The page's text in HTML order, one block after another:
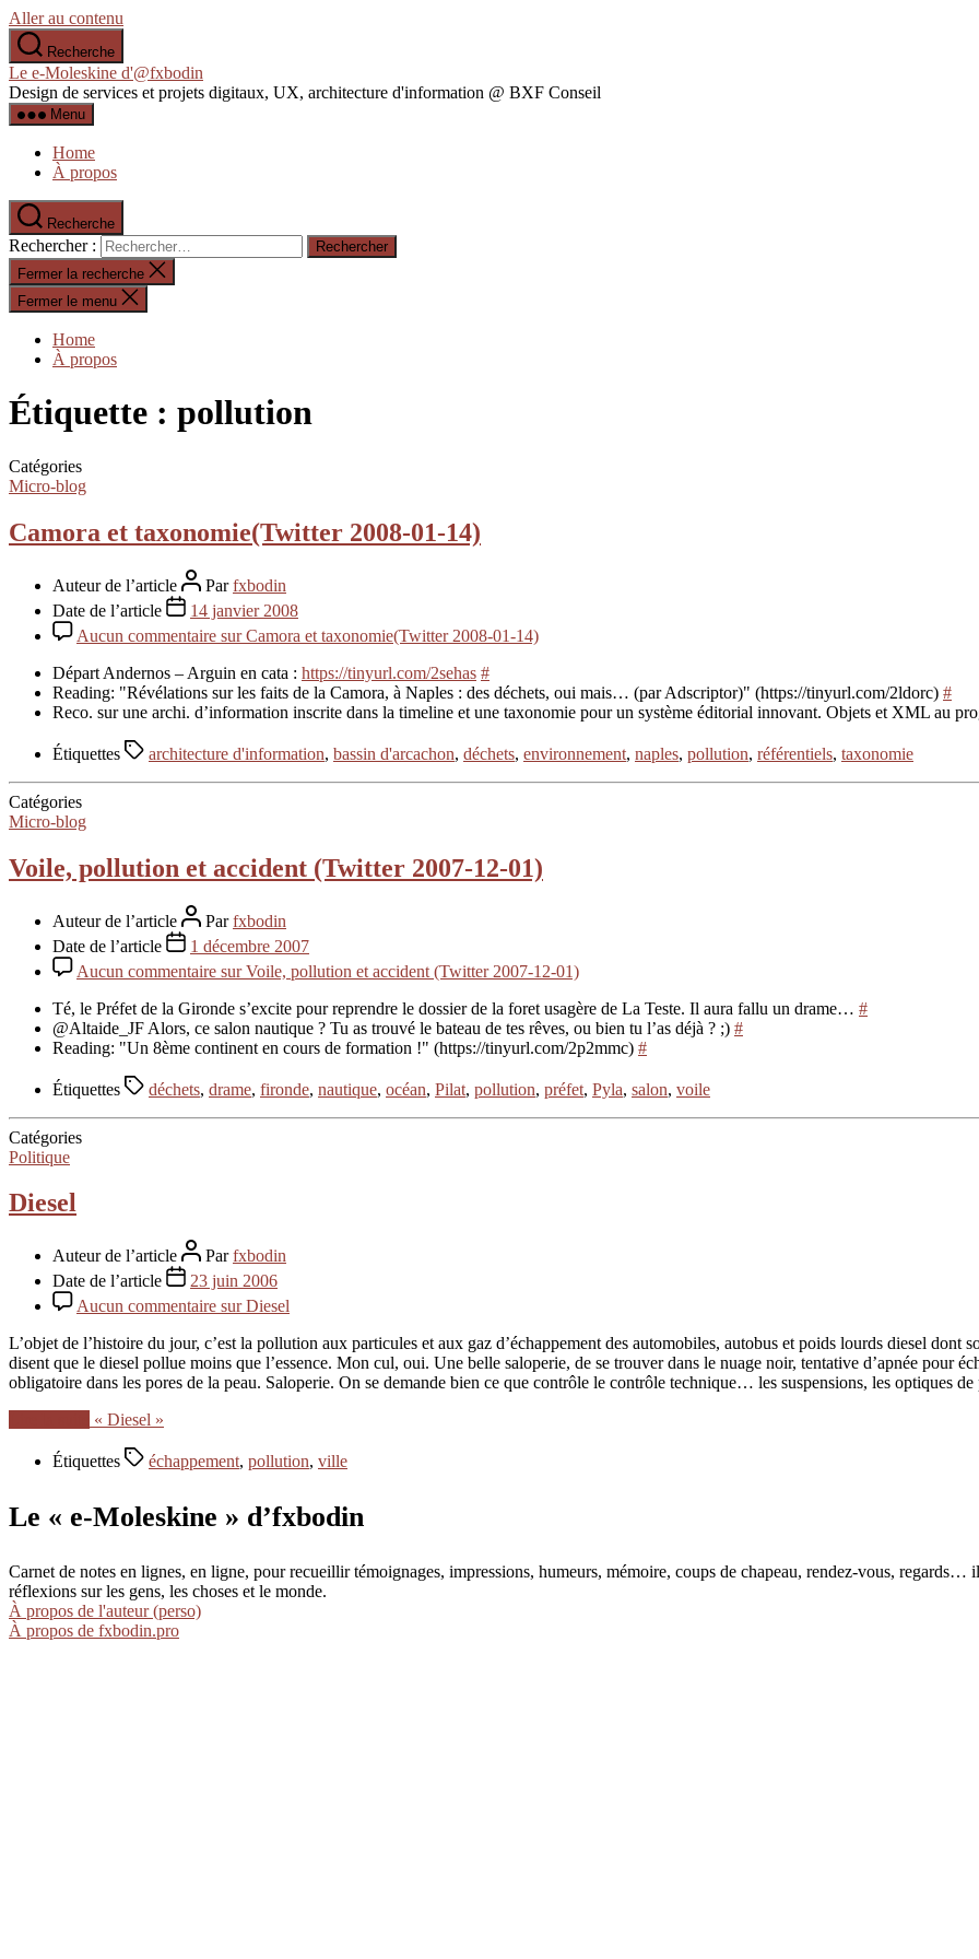
Aller au contenu
Recherche
Le e-Moleskine d'@fxbodin
Design de services et projets digitaux, UX, architecture d'information @ BXF Conseil
Menu
Home
À propos
Recherche
Rechercher :
Fermer la recherche
Fermer le menu
Home
À propos
Étiquette : pollution
Catégories
Micro-blog
Camora et taxonomie(Twitter 2008-01-14)
Auteur de l’article Parfxbodin
Date de l’article
14 janvier 2008
Aucun commentaire sur Camora et taxonomie(Twitter 2008-01-14)
Départ Andernos – Arguin en cata : https://tinyurl.com/2sehas #
Reading: "Révélations sur les faits de la Camora, à Naples : des déchets, oui mais… (par Adscriptor)" (https://tinyurl.com/2ldorc) #
Reco. sur une archi. d’information inscrite dans la timeline et une taxonomie pour un système éditorial innovant. Objets et XML au
Étiquettes architecture d'information, bassin d'arcachon, déchets, environnement, naples, pollution, référentiels, taxonomie
Catégories
Micro-blog
Voile, pollution et accident (Twitter 2007-12-01)
Auteur de l’article Parfxbodin
Date de l’article
1 décembre 2007
Aucun commentaire sur Voile, pollution et accident (Twitter 2007-12-01)
Té, le Préfet de la Gironde s’excite pour reprendre le dossier de la foret usagère de La Teste. Il aura fallu un drame… #
@Altaide_JF Alors, ce salon nautique ? Tu as trouvé le bateau de tes rêves, ou bien tu l’as déjà ? ;) #
Reading: "Un 8ème continent en cours de formation !" (https://tinyurl.com/2p2mmc) #
Étiquettes déchets, drame, fironde, nautique, océan, Pilat, pollution, préfet, Pyla, salon, voile
Catégories
Politique
Diesel
Auteur de l’article Parfxbodin
Date de l’article
23 juin 2006
Aucun commentaire sur Diesel
L’objet de l’histoire du jour, c’est la pollution aux particules et aux gaz d’échappement des automobiles, autobus et poids lourds diesel dont
disent que le diesel pollue moins que l’essence. Mon cul, oui. Une belle saloperie, de se trouver dans le nuage noir, tentative d’apnée pour
obligatoire dans les pores de la peau. Saloperie. On se demande bien ce que contrôle le contrôle technique… les suspensions, les optiques
« Diesel »
Étiquettes échappement, pollution, ville
Le « e-Moleskine » d’fxbodin
Carnet de notes en lignes, en ligne, pour recueillir témoignages, impressions, humeurs, mémoire, coups de chapeau, rendez-vous,
réflexions sur les gens, les choses et le monde.
À propos de l'auteur (perso)
À propos de fxbodin.pro